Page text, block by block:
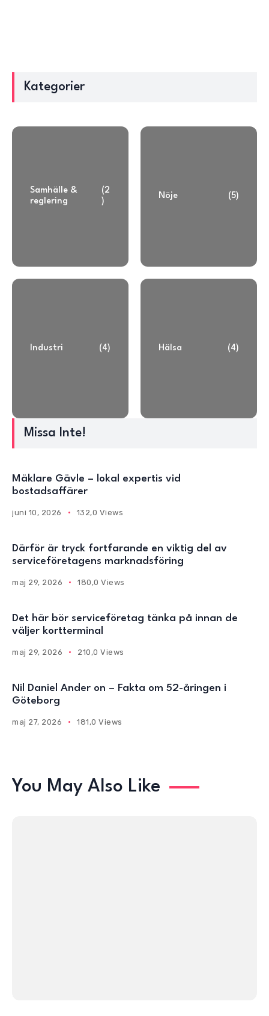
Kategorier
Samhälle &
reglering
(2
)
Nöje (5)
Industri (4) Hälsa (4)
Missa Inte!
Mäklare Gävle – lokal expertis vid
bostadsaffärer
juni 10, 2026 132,0 Views
Därför är tryck fortfarande en viktig del av
serviceföretagens marknadsföring
maj 29, 2026 180,0 Views
Det här bör serviceföretag tänka på innan de
väljer kortterminal
maj 29, 2026 210,0 Views
Nil Daniel Ander on – Fakta om 52-åringen i
Göteborg
maj 27, 2026 181,0 Views
You May Also Like